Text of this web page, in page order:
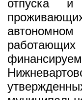
отпуска